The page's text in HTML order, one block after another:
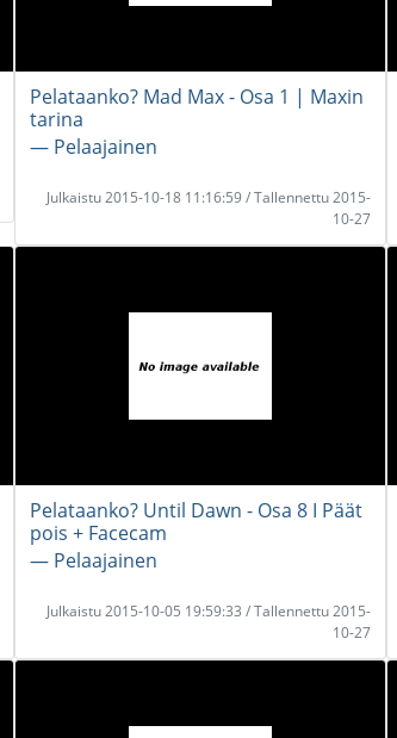
Pelataanko? Mad Max - Osa 1 | Maxin
tarina
― Pelaajainen
Julkaistu 2015-10-18 11:16:59 / Tallennettu 2015-
10-27
Pelataanko? Until Dawn - Osa 8 I Päät
pois + Facecam
― Pelaajainen
Julkaistu 2015-10-05 19:59:33 / Tallennettu 2015-
10-27